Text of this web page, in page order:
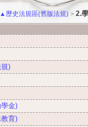
▲歷史法規區(舊版法規) > 2.
規)
學金)
教育)